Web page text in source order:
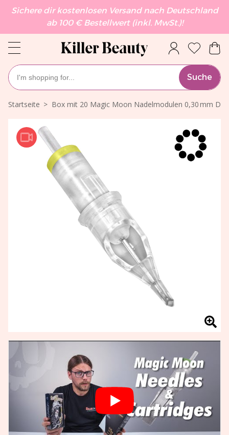
Sichere dir kostenlosen Versand nach Deutschland
ab 100 € Bestellwert (inkl. MwSt.)!
Suche
Startseite Box mit 20 Magic Moon Nadelmodulen 0,30 mm